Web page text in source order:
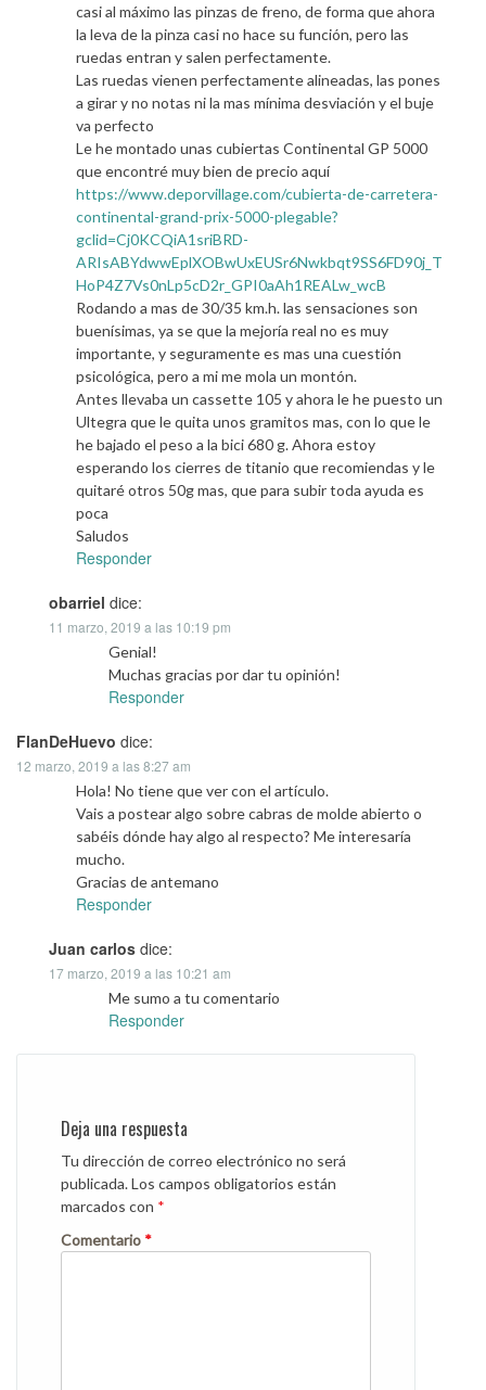
casi al máximo las pinzas de freno, de forma que ahora
la leva de la pinza casi no hace su función, pero las
ruedas entran y salen perfectamente.
Las ruedas vienen perfectamente alineadas, las pones
a girar y no notas ni la mas mínima desviación y el buje
va perfecto
Le he montado unas cubiertas Continental GP 5000
que encontré muy bien de precio aquí
https://www.deporvillage.com/cubierta-de-carretera-
continental-grand-prix-5000-plegable?
gclid=Cj0KCQiA1sriBRD-
ARIsABYdwwEplXOBwUxEUSr6Nwkbqt9SS6FD90j_T
HoP4Z7Vs0nLp5cD2r_GPI0aAh1REALw_wcB
Rodando a mas de 30/35 km.h. las sensaciones son
buenísimas, ya se que la mejoría real no es muy
importante, y seguramente es mas una cuestión
psicológica, pero a mi me mola un montón.
Antes llevaba un cassette 105 y ahora le he puesto un
Ultegra que le quita unos gramitos mas, con lo que le
he bajado el peso a la bici 680 g. Ahora estoy
esperando los cierres de titanio que recomiendas y le
quitaré otros 50g mas, que para subir toda ayuda es
poca
Saludos
Responder
obarriel dice:
11 marzo, 2019 a las 10:19 pm
Genial!
Muchas gracias por dar tu opinión!
Responder
FlanDeHuevo dice:
12 marzo, 2019 a las 8:27 am
Hola! No tiene que ver con el artículo.
Vais a postear algo sobre cabras de molde abierto o
sabéis dónde hay algo al respecto? Me interesaría
mucho.
Gracias de antemano
Responder
Juan carlos dice:
17 marzo, 2019 a las 10:21 am
Me sumo a tu comentario
Responder
Deja una respuesta
Tu dirección de correo electrónico no será
publicada.Los campos obligatorios están
marcados con *
Comentario *